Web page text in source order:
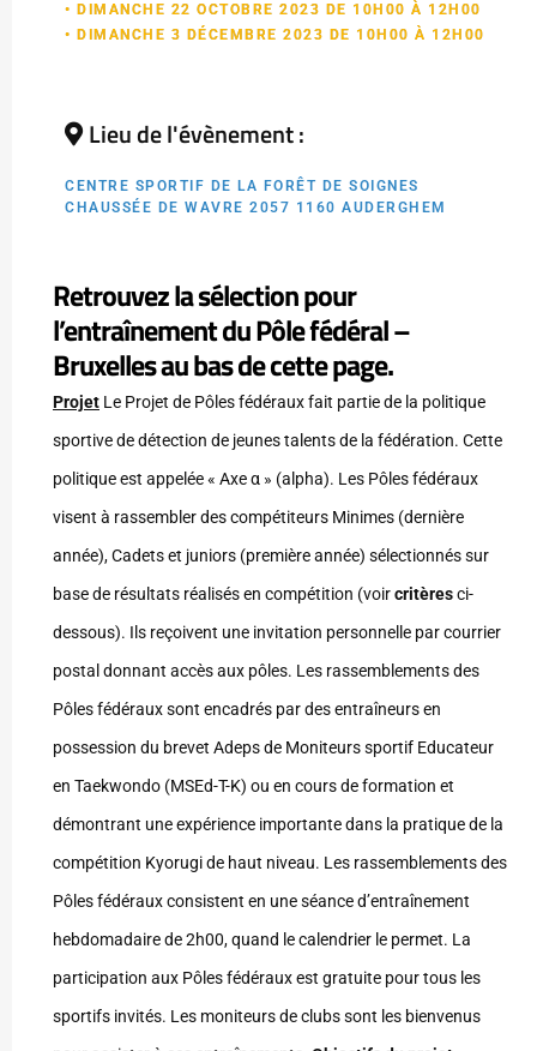
• DIMANCHE 22 OCTOBRE 2023 DE 10H00 À 12H00
• DIMANCHE 3 DÉCEMBRE 2023 DE 10H00 À 12H00
Lieu de l'évènement :
CENTRE SPORTIF DE LA FORÊT DE SOIGNES
CHAUSSÉE DE WAVRE 2057 1160 AUDERGHEM
Retrouvez la sélection pour
l’entraînement du Pôle fédéral –
Bruxelles au bas de cette page.
Projet Le Projet de Pôles fédéraux fait partie de la politique
sportive de détection de jeunes talents de la fédération. Cette
politique est appelée « Axe α » (alpha). Les Pôles fédéraux
visent à rassembler des compétiteurs Minimes (dernière
année), Cadets et juniors (première année) sélectionnés sur
base de résultats réalisés en compétition (voircritèresci-
dessous). Ils reçoivent une invitation personnelle par courrier
postal donnant accès aux pôles. Les rassemblements des
Pôles fédéraux sont encadrés par des entraîneurs en
possession du brevet Adeps de Moniteurs sportif Educateur
en Taekwondo (MSEd-T-K) ou en cours de formation et
démontrant une expérience importante dans la pratique de la
compétition Kyorugi de haut niveau. Les rassemblements des
Pôles fédéraux consistent en une séance d’entraînement
hebdomadaire de 2h00, quand le calendrier le permet. La
participation aux Pôles fédéraux est gratuite pour tous les
sportifs invités. Les moniteurs de clubs sont les bienvenus